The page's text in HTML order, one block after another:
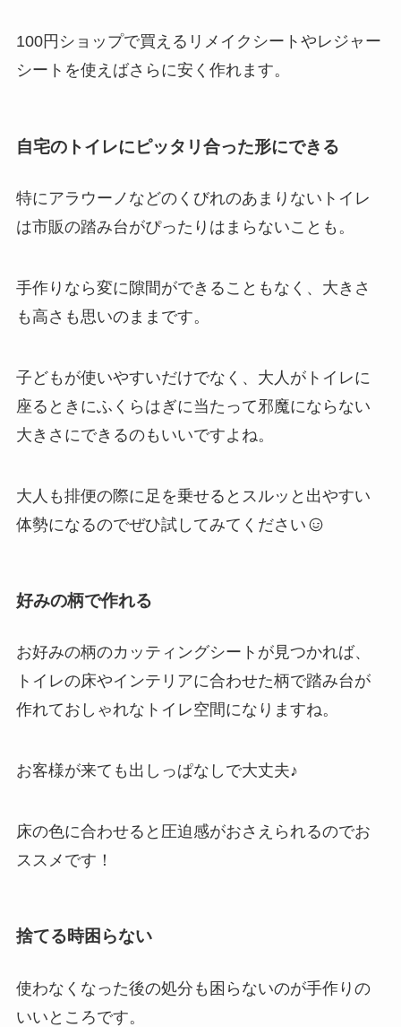
100円ショップで買えるリメイクシートやレジャー
シートを使えばさらに安く作れます。
自宅のトイレにピッタリ合った形にできる
特にアラウーノなどのくびれのあまりないトイレ
は市販の踏み台がぴったりはまらないことも。
手作りなら変に隙間ができることもなく、大きさ
も高さも思いのままです。
子どもが使いやすいだけでなく、大人がトイレに
座るときにふくらはぎに当たって邪魔にならない
大きさにできるのもいいですよね。
大人も排便の際に足を乗せるとスルッと出やすい
体勢になるのでぜひ試してみてください
好みの柄で作れる
お好みの柄のカッティングシートが見つかれば、
トイレの床やインテリアに合わせた柄で踏み台が
作れておしゃれなトイレ空間になりますね。
お客様が来ても出しっぱなしで大丈夫♪
床の色に合わせると圧迫感がおさえられるのでお
ススメです！
捨てる時困らない
使わなくなった後の処分も困らないのが手作りの
いいところです。